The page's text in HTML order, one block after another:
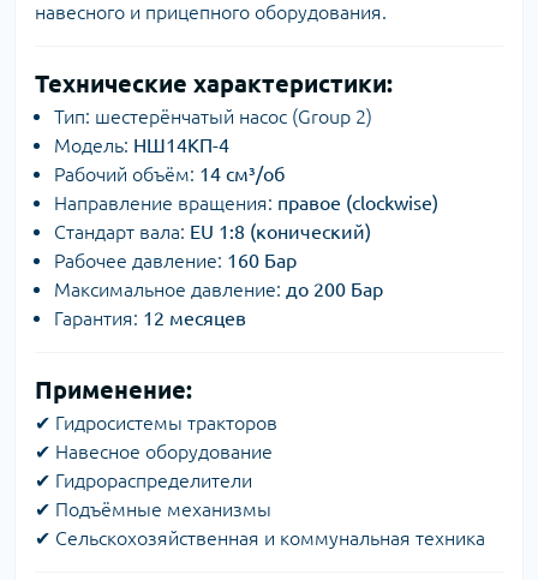
навесного и прицепного оборудования.
Технические характеристики:
Тип: шестерёнчатый насос (Group 2)
Модель: НШ14КП-4
Рабочий объём: 14 см³/об
Направление вращения: правое (clockwise)
Стандарт вала: EU 1:8 (конический)
Рабочее давление: 160 Бар
Максимальное давление: до 200 Бар
Гарантия: 12 месяцев
Применение:
✔ Гидросистемы тракторов
✔ Навесное оборудование
✔ Гидрораспределители
✔ Подъёмные механизмы
✔ Сельскохозяйственная и коммунальная техника